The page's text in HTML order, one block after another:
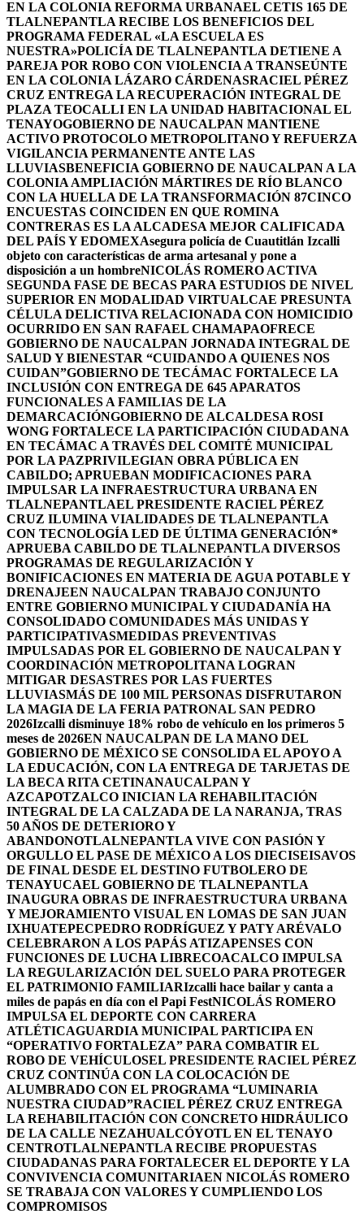
EN LA COLONIA REFORMA URBANAEL CETIS 165 DE
TLALNEPANTLA RECIBE LOS BENEFICIOS DEL
PROGRAMA FEDERAL «LA ESCUELA ES
NUESTRA»POLICÍA DE TLALNEPANTLA DETIENE A
PAREJA POR ROBO CON VIOLENCIA A TRANSEÚNTE
EN LA COLONIA LÁZARO CÁRDENASRACIEL PÉREZ
CRUZ ENTREGA LA RECUPERACIÓN INTEGRAL DE
PLAZA TEOCALLI EN LA UNIDAD HABITACIONAL EL
TENAYOGOBIERNO DE NAUCALPAN MANTIENE
ACTIVO PROTOCOLO METROPOLITANO Y REFUERZA
VIGILANCIA PERMANENTE ANTE LAS
LLUVIASBENEFICIA GOBIERNO DE NAUCALPAN A LA
COLONIA AMPLIACIÓN MÁRTIRES DE RÍO BLANCO
CON LA HUELLA DE LA TRANSFORMACIÓN 87CINCO
ENCUESTAS COINCIDEN EN QUE ROMINA
CONTRERAS ES LA ALCADESA MEJOR CALIFICADA
DEL PAÍS Y EDOMEXAsegura policía de Cuautitlán Izcalli
objeto con características de arma artesanal y pone a
disposición a un hombreNICOLÁS ROMERO ACTIVA
SEGUNDA FASE DE BECAS PARA ESTUDIOS DE NIVEL
SUPERIOR EN MODALIDAD VIRTUALCAE PRESUNTA
CÉLULA DELICTIVA RELACIONADA CON HOMICIDIO
OCURRIDO EN SAN RAFAEL CHAMAPAOFRECE
GOBIERNO DE NAUCALPAN JORNADA INTEGRAL DE
SALUD Y BIENESTAR “CUIDANDO A QUIENES NOS
CUIDAN”GOBIERNO DE TECÁMAC FORTALECE LA
INCLUSIÓN CON ENTREGA DE 645 APARATOS
FUNCIONALES A FAMILIAS DE LA
DEMARCACIÓNGOBIERNO DE ALCALDESA ROSI
WONG FORTALECE LA PARTICIPACIÓN CIUDADANA
EN TECÁMAC A TRAVÉS DEL COMITÉ MUNICIPAL
POR LA PAZPRIVILEGIAN OBRA PÚBLICA EN
CABILDO; APRUEBAN MODIFICACIONES PARA
IMPULSAR LA INFRAESTRUCTURA URBANA EN
TLALNEPANTLAEL PRESIDENTE RACIEL PÉREZ
CRUZ ILUMINA VIALIDADES DE TLALNEPANTLA
CON TECNOLOGÍA LED DE ÚLTIMA GENERACIÓN*
APRUEBA CABILDO DE TLALNEPANTLA DIVERSOS
PROGRAMAS DE REGULARIZACIÓN Y
BONIFICACIONES EN MATERIA DE AGUA POTABLE Y
DRENAJEEN NAUCALPAN TRABAJO CONJUNTO
ENTRE GOBIERNO MUNICIPAL Y CIUDADANÍA HA
CONSOLIDADO COMUNIDADES MÁS UNIDAS Y
PARTICIPATIVASMEDIDAS PREVENTIVAS
IMPULSADAS POR EL GOBIERNO DE NAUCALPAN Y
COORDINACIÓN METROPOLITANA LOGRAN
MITIGAR DESASTRES POR LAS FUERTES
LLUVIASMÁS DE 100 MIL PERSONAS DISFRUTARON
LA MAGIA DE LA FERIA PATRONAL SAN PEDRO
2026Izcalli disminuye 18% robo de vehículo en los primeros 5
meses de 2026EN NAUCALPAN DE LA MANO DEL
GOBIERNO DE MÉXICO SE CONSOLIDA EL APOYO A
LA EDUCACIÓN, CON LA ENTREGA DE TARJETAS DE
LA BECA RITA CETINANAUCALPAN Y
AZCAPOTZALCO INICIAN LA REHABILITACIÓN
INTEGRAL DE LA CALZADA DE LA NARANJA, TRAS
50 AÑOS DE DETERIORO Y
ABANDONOTLALNEPANTLA VIVE CON PASIÓN Y
ORGULLO EL PASE DE MÉXICO A LOS DIECISEISAVOS
DE FINAL DESDE EL DESTINO FUTBOLERO DE
TENAYUCAEL GOBIERNO DE TLALNEPANTLA
INAUGURA OBRAS DE INFRAESTRUCTURA URBANA
Y MEJORAMIENTO VISUAL EN LOMAS DE SAN JUAN
IXHUATEPECPEDRO RODRÍGUEZ Y PATY ARÉVALO
CELEBRARON A LOS PAPÁS ATIZAPENSES CON
FUNCIONES DE LUCHA LIBRECOACALCO IMPULSA
LA REGULARIZACIÓN DEL SUELO PARA PROTEGER
EL PATRIMONIO FAMILIARIzcalli hace bailar y canta a
miles de papás en día con el Papi FestNICOLÁS ROMERO
IMPULSA EL DEPORTE CON CARRERA
ATLÉTICAGUARDIA MUNICIPAL PARTICIPA EN
“OPERATIVO FORTALEZA” PARA COMBATIR EL
ROBO DE VEHÍCULOSEL PRESIDENTE RACIEL PÉREZ
CRUZ CONTINÚA CON LA COLOCACIÓN DE
ALUMBRADO CON EL PROGRAMA “LUMINARIA
NUESTRA CIUDAD”RACIEL PÉREZ CRUZ ENTREGA
LA REHABILITACIÓN CON CONCRETO HIDRÁULICO
DE LA CALLE NEZAHUALCÓYOTL EN EL TENAYO
CENTROTLALNEPANTLA RECIBE PROPUESTAS
CIUDADANAS PARA FORTALECER EL DEPORTE Y LA
CONVIVENCIA COMUNITARIAEN NICOLÁS ROMERO
SE TRABAJA CON VALORES Y CUMPLIENDO LOS
COMPROMISOS